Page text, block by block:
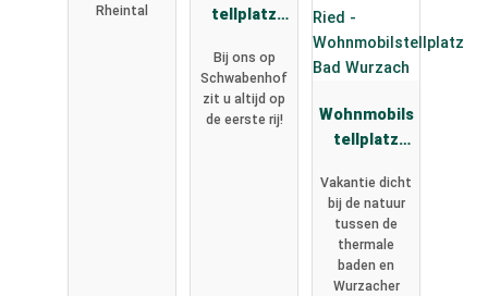
Rheintal
tellplatz
of
Schramberg
Bij ons op
Schwabenhof
zit u altijd op
de eerste rij!
Wohnmobils
tellplatz
Wurzach
Vakantie dicht
bij de natuur
tussen de
thermale
baden en
Wurzacher